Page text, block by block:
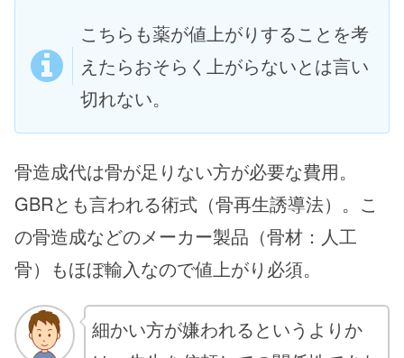
こちらも薬が値上がりすることを考
えたらおそらく上がらないとは言い
切れない。
骨造成代は骨が足りない方が必要な費用。
GBRとも言われる術式（骨再生誘導法）。こ
の骨造成などのメーカー製品（骨材：人工
骨）もほぼ輸入なので値上がり必須。
細かい方が嫌われるというよりか